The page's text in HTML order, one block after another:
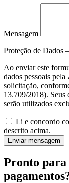
Mensagem
Proteção de
Ao enviar este
dados pessoais
solicitação,
13.709/2018). Seus
serão utilizados
Li e concordo
descrito acima.
Enviar mensagem
Pronto para